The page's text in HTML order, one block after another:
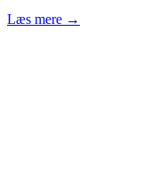
Læs mere →